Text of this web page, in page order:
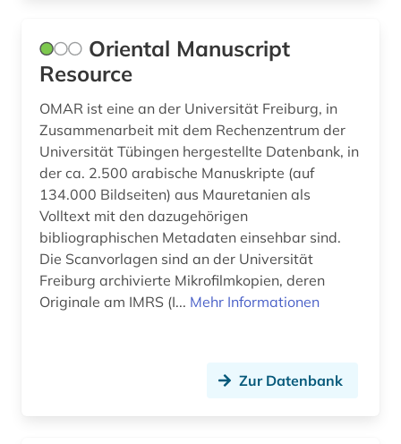
Oriental Manuscript
Resource
OMAR ist eine an der Universität Freiburg, in
Zusammenarbeit mit dem Rechenzentrum der
Universität Tübingen hergestellte Datenbank, in
der ca. 2.500 arabische Manuskripte (auf
134.000 Bildseiten) aus Mauretanien als
Volltext mit den dazugehörigen
bibliographischen Metadaten einsehbar sind.
Die Scanvorlagen sind an der Universität
Freiburg archivierte Mikrofilmkopien, deren
Originale am IMRS (I... Mehr Informationen
Zur Datenbank